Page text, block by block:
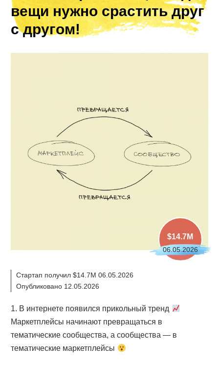
вещи нужно срастить друг
с другом!
$14.7M
06.05.2026
Стартап получил $14.7M 06.05.2026
Опубликовано 12.05.2026
1. В интернете появился прикольный тренд
Маркетплейсы начинают превращаться в
тематические сообщества, а сообщества — в
тематические маркетплейсы